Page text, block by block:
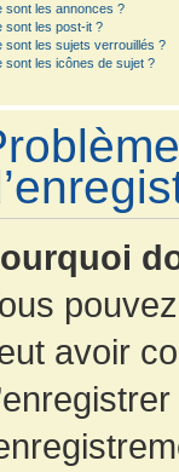
sont les annonces ?
sont les post-it ?
sont les sujets verrouillés ?
sont les icônes de sujet ?
avoir